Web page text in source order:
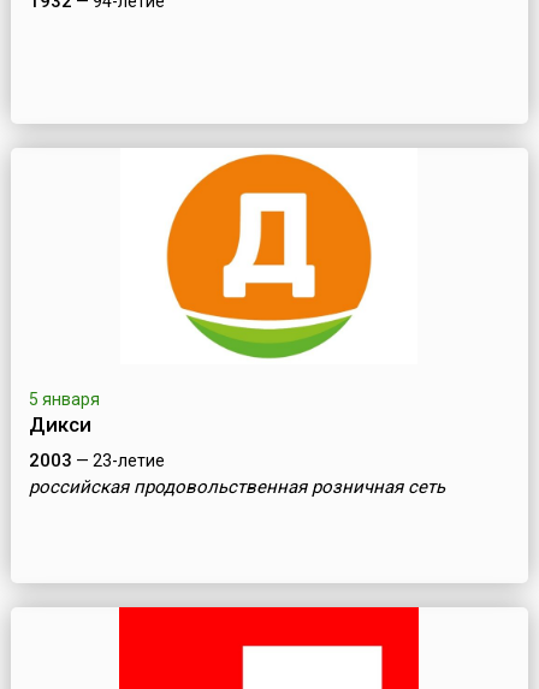
5 января
Дикси
2003 — 23-летие
российская продовольственная розничная сеть